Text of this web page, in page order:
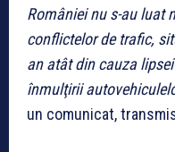
României nu s-au luat
conflictelor de trafic,
an atât din cauza
înmulţirii
un comunicat,